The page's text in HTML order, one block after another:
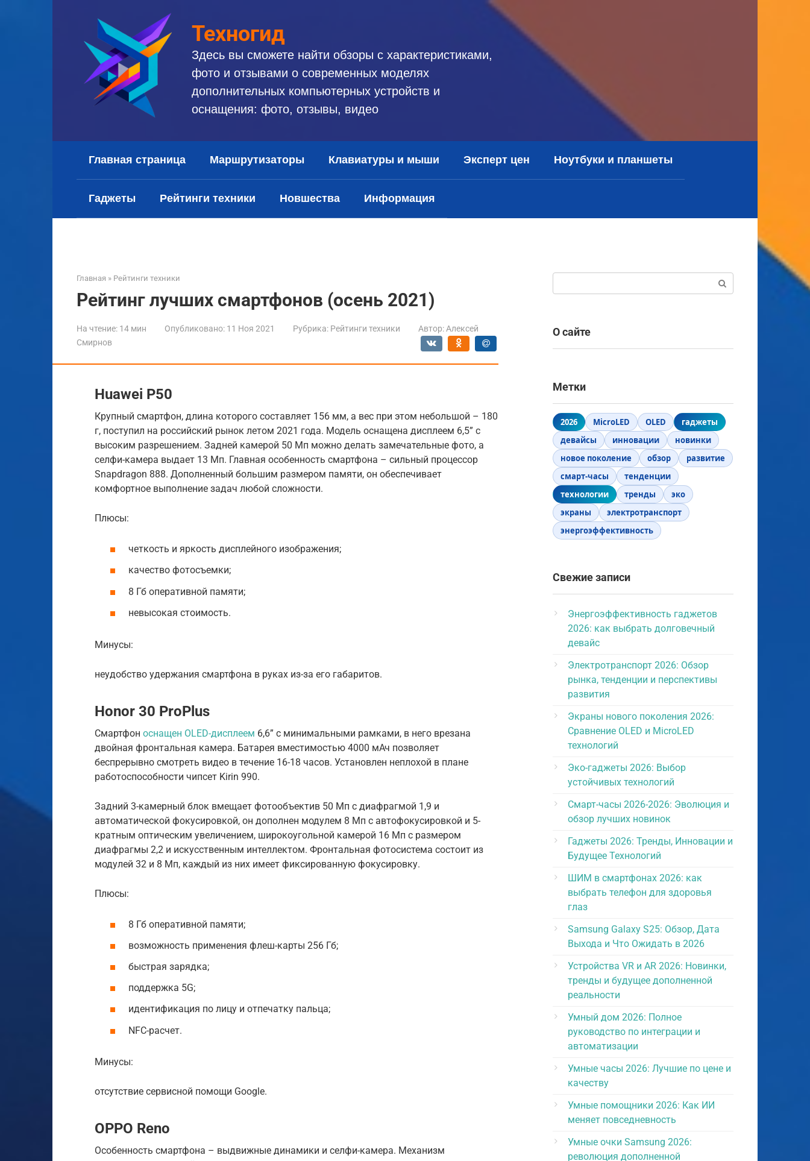
Техногид
Здесь вы сможете найти обзоры с характеристиками,
фото и отзывами о современных моделях
дополнительных компьютерных устройств и
оснащения: фото, отзывы, видео
Главная страница Маршрутизаторы Клавиатуры и мыши Эксперт цен Ноутбуки и планшеты
Гаджеты Рейтинги техники Новшества Информация
Главная » Рейтинги техники
Рейтинг лучших смартфонов (осень 2021)
На чтение: 14 мин Опубликовано: 11 Ноя 2021 Рубрика: Рейтинги техники Автор: Алексей
Смирнов
Huawei P50
Крупный смартфон, длина которого составляет 156 мм, а вес при этом небольшой – 180
г, поступил на российский рынок летом 2021 года. Модель оснащена дисплеем 6,5” с
высоким разрешением. Задней камерой 50 Мп можно делать замечательные фото, а
селфи-камера выдает 13 Мп. Главная особенность смартфона – сильный процессор
Snapdragon 888. Дополненный большим размером памяти, он обеспечивает
комфортное выполнение задач любой сложности.
Плюсы:
четкость и яркость дисплейного изображения;
качество фотосъемки;
8 Гб оперативной памяти;
невысокая стоимость.
Минусы:
неудобство удержания смартфона в руках из-за его габаритов.
Honor 30 ProPlus
Смартфон оснащен OLED-дисплеем 6,6” с минимальными рамками, в него врезана
двойная фронтальная камера. Батарея вместимостью 4000 мАч позволяет
беспрерывно смотреть видео в течение 16-18 часов. Установлен неплохой в плане
работоспособности чипсет Kirin 990.
Задний 3-камерный блок вмещает фотообъектив 50 Мп с диафрагмой 1,9 и
автоматической фокусировкой, он дополнен модулем 8 Мп с автофокусировкой и 5-
кратным оптическим увеличением, широкоугольной камерой 16 Мп с размером
диафрагмы 2,2 и искусственным интеллектом. Фронтальная фотосистема состоит из
модулей 32 и 8 Мп, каждый из них имеет фиксированную фокусировку.
Плюсы:
8 Гб оперативной памяти;
возможность применения флеш-карты 256 Гб;
быстрая зарядка;
поддержка 5G;
идентификация по лицу и отпечатку пальца;
NFC-расчет.
Минусы:
отсутствие сервисной помощи Google.
OPPO Reno
Особенность смартфона – выдвижные динамики и селфи-камера. Механизм
О сайте
Метки
2026 MicroLED OLED
гаджеты
девайсы
инновации
новинки
новое поколение
обзор
развитие
смарт-часы
тенденции
технологии
тренды
эко
экраны
электротранспорт
энергоэффективность
Свежие записи
Энергоэффективность гаджетов
2026: как выбрать долговечный
девайс
Электротранспорт 2026: Обзор
рынка, тенденции и перспективы
развития
Экраны нового поколения 2026:
Сравнение OLED и MicroLED
технологий
Эко-гаджеты 2026: Выбор
устойчивых технологий
Смарт-часы 2026-2026: Эволюция и
обзор лучших новинок
Гаджеты 2026: Тренды, Инновации и
Будущее Технологий
ШИМ в смартфонах 2026: как
выбрать телефон для здоровья
глаз
Samsung Galaxy S25: Обзор, Дата
Выхода и Что Ожидать в 2026
Устройства VR и AR 2026: Новинки,
тренды и будущее дополненной
реальности
Умный дом 2026: Полное
руководство по интеграции и
автоматизации
Умные часы 2026: Лучшие по цене и
качеству
Умные помощники 2026: Как ИИ
меняет повседневность
Умные очки Samsung 2026:
революция дополненной